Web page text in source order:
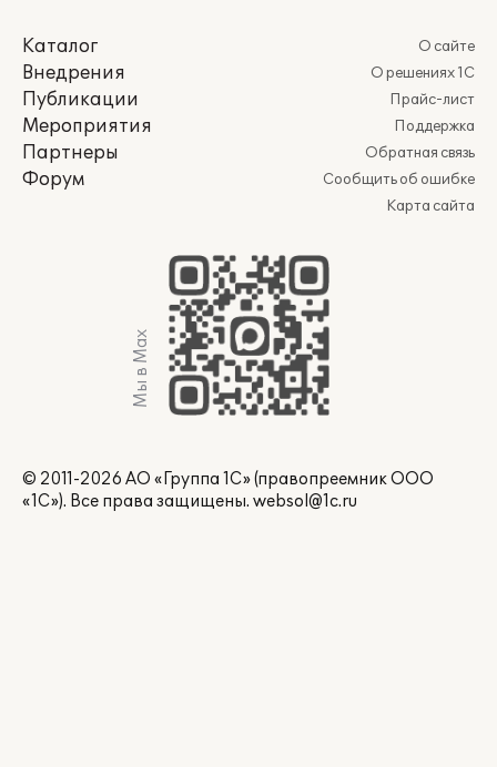
Каталог
Внедрения
Публикации
Мероприятия
Партнеры
Форум
О сайте
О решениях 1С
Прайс-лист
Поддержка
Обратная связь
Сообщить об ошибке
Карта сайта
Мы в Max
© 2011-2026 АО «Группа 1С» (правопреемник ООО
«1С»). Все права защищены. websol@1c.ru